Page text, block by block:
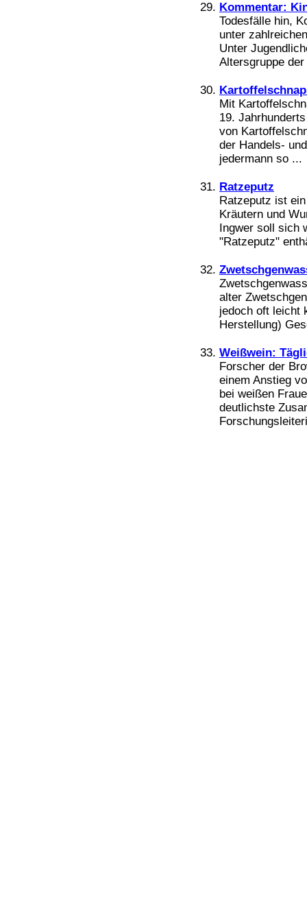
Kommentar:
Todesfälle hin,
unter
Unter
Altersgruppe
Mit
19.
von
der Handels-
jedermann so ...
Ratzeputz
Ratzeputz ist
Kräutern und
Ingwer soll sich
"Ratzeputz"
alter
jedoch oft leicht
Herstellung)
Weißwein:
Forscher der
einem Anstieg
bei weißen
deutlichste